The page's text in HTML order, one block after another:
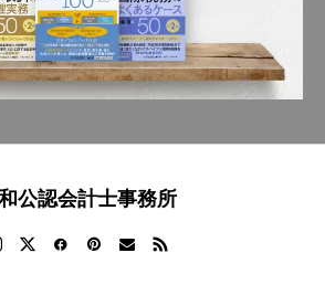
公認会計士事務所